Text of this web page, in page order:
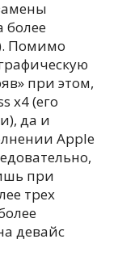
более
Помимо
при этом,
x4 (его
да и
Apple
при
трех
девайс